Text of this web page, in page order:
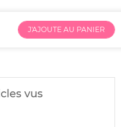
J'AJOUTE AU PANIER
vus